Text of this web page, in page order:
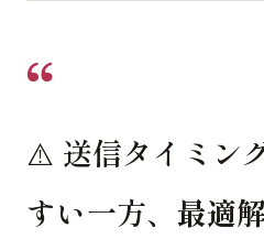
⚠️ 送信タイミン
すい一方、 最適